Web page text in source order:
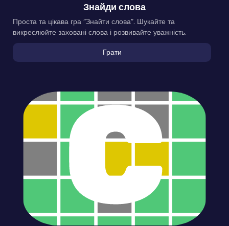
Знайди слова
Проста та цікава гра “Знайти слова”. Шукайте та
викреслюйте заховані слова і розвивайте уважність.
Грати